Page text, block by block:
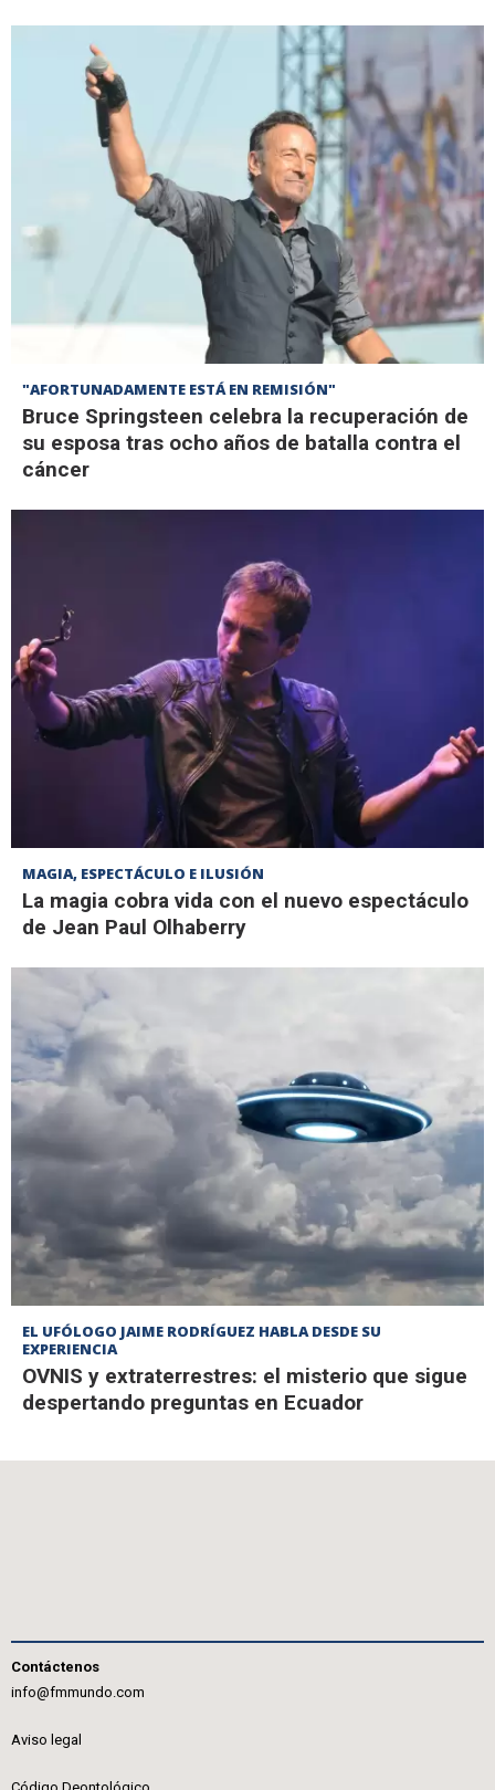
"AFORTUNADAMENTE ESTÁ EN REMISIÓN"
Bruce Springsteen celebra la recuperación de
su esposa tras ocho años de batalla contra el
cáncer
MAGIA, ESPECTÁCULO E ILUSIÓN
La magia cobra vida con el nuevo espectáculo
de Jean Paul Olhaberry
EL UFÓLOGO JAIME RODRÍGUEZ HABLA DESDE SU
EXPERIENCIA
OVNIS y extraterrestres: el misterio que sigue
despertando preguntas en Ecuador
Contáctenos
info@fmmundo.com
Aviso legal